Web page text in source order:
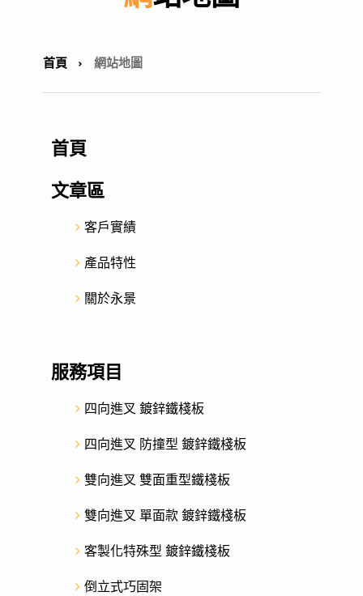
首頁 網站地圖
首頁
文章區
客戶實績
產品特性
關於永景
服務項目
四向進叉 鍍鋅鐵棧板
四向進叉 防撞型 鍍鋅鐵棧板
雙向進叉 雙面重型鐵棧板
雙向進叉 單面款 鍍鋅鐵棧板
客製化特殊型 鍍鋅鐵棧板
倒立式巧固架